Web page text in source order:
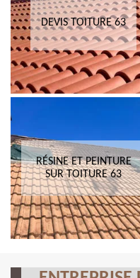
DEVIS TOITURE 63
RÉSINE ET PEINTURE
SUR TOITURE 63